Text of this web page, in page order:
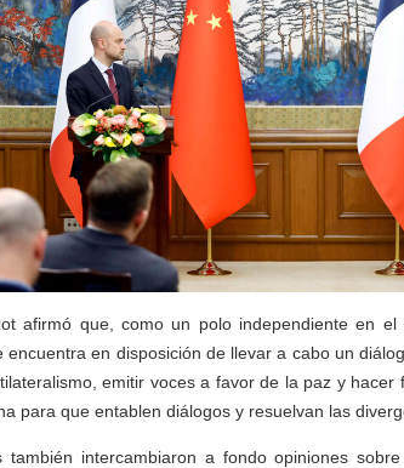
afirmó que, como un polo independiente en
encuentra en disposición de llevar a cabo un
emitir voces a favor de la paz y
para que entablen diálogos y resuelvan las
también intercambiaron a fondo opiniones